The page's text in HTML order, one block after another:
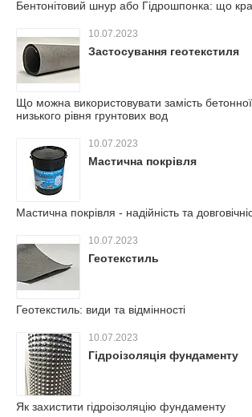
Бентонітовий шнур або Гідрошпонка: що
10.07.2023
Застосування геотекстиля
Що можна використовувати замість бетонної
низького рівня грунтових вод
10.07.2023
Мастична покрівля
Мастична покрівля - надійність та
10.07.2023
Геотекстиль
Геотекстиль: види та відмінності
10.07.2023
Гідроізоляція фундаменту
Як захистити гідроізоляцію фундаменту